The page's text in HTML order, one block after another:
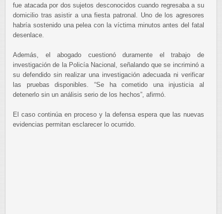
fue atacada por dos sujetos desconocidos cuando regresaba a su
domicilio tras asistir a una fiesta patronal. Uno de los agresores
habría sostenido una pelea con la víctima minutos antes del fatal
desenlace.
Además, el abogado cuestionó duramente el trabajo de
investigación de la Policía Nacional, señalando que se incriminó a
su defendido sin realizar una investigación adecuada ni verificar
las pruebas disponibles. “Se ha cometido una injusticia al
detenerlo sin un análisis serio de los hechos”, afirmó.
El caso continúa en proceso y la defensa espera que las nuevas
evidencias permitan esclarecer lo ocurrido.